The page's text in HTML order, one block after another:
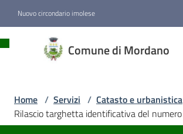
Nuovo circondario imolese
Comune di Mordano
di
Amministrazione
Home / Servizi / Catasto e urbanistica
Rilascio targhetta identificativa del